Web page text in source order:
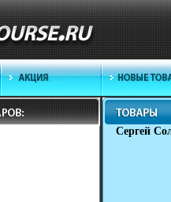
Сергей